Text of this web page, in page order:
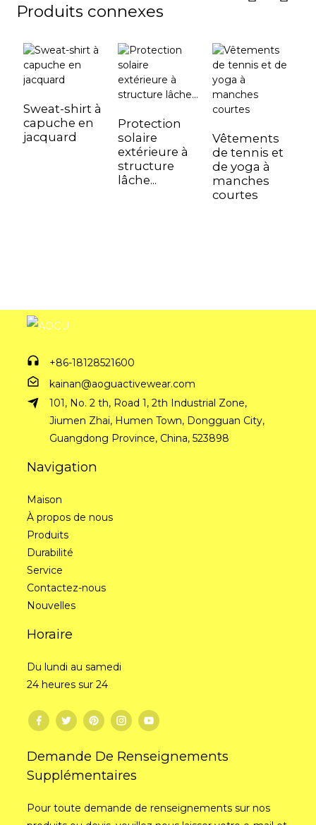
Produits connexes
Sweat-shirt à
capuche en
jacquard
Protection
solaire
extérieure à
structure
lâche...
Vêtements
de tennis et
de yoga à
manches
courtes
+86-18128521600
kainan@aoguactivewear.com
101, No. 2 th, Road 1, 2th Industrial Zone,
Jiumen Zhai, Humen Town, Dongguan City,
Guangdong Province, China, 523898
Navigation
Maison
À propos de nous
Produits
Durabilité
Service
Contactez-nous
Nouvelles
Horaire
Du lundi au samedi
24 heures sur 24
Demande De Renseignements
Supplémentaires
Pour toute demande de renseignements sur nos